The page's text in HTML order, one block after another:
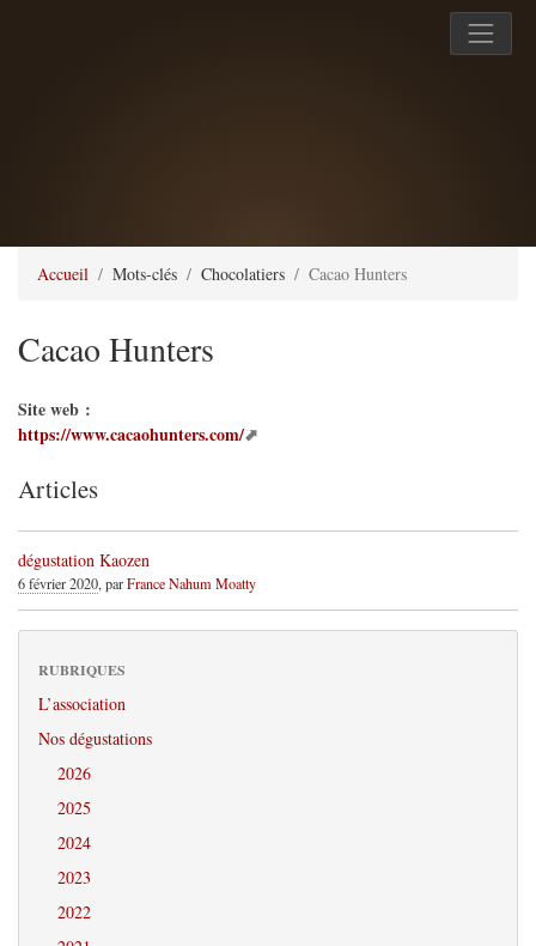
Accueil Mots-clés Chocolatiers Cacao Hunters
Cacao Hunters
Site web :
https://www.cacaohunters.com/
Articles
dégustation Kaozen
6 février 2020, parFrance Nahum Moatty
RUBRIQUES
L’association
Nos dégustations
2026
2025
2024
2023
2022